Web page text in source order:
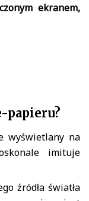
ekranem,
papieru?
wyświetlany na
imituje
źródła światła